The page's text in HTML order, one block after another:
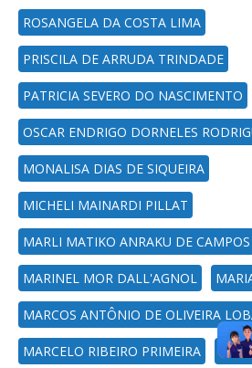
ROSANGELA DA COSTA LIMA
PRISCILA DE ARRUDA TRINDADE
PATRICIA SEVERO DO NASCIMENTO
OSCAR ENDRIGO DORNELES
MONALISA DIAS DE SIQUEIRA
MICHELI MAINARDI PILLAT
MARLI MATIKO ANRAKU DE CAMPOS
MARINEL MOR DALL'AGNOL
MARCOS ANTÔNIO DE OLIVEIRA
MARCELO RIBEIRO PRIMEIRA LUIS